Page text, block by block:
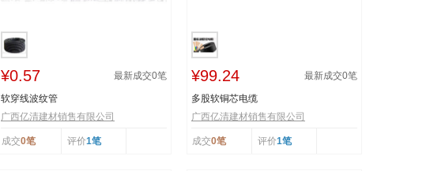
¥0.57 最新成交0笔
软穿线波纹管
广西亿清建材销售有限公司
成交0笔 评价1笔
¥99.24 最新成交0笔
多股软铜芯电缆
广西亿清建材销售有限公司
成交0笔 评价1笔